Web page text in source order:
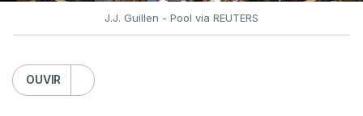
J.J. Guillen - Pool via REUTERS
OUVIR